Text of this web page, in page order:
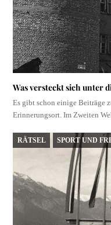
Was versteckt sich unter
Es gibt schon einige Beiträge
Erinnerungsort. Im Zweiten
RÄTSEL SPORT UND